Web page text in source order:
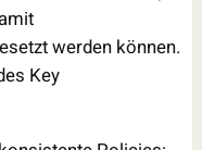
werden können.
Key